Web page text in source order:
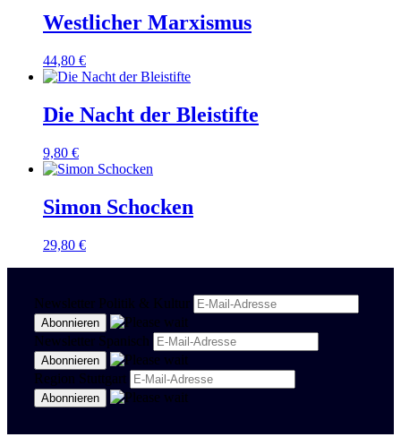
Westlicher Marxismus
44,80 €
Die Nacht der Bleistifte
9,80 €
Simon Schocken
29,80 €
Newsletter Politik & Kultur
Newsletter Spanisch
Region Stuttgart